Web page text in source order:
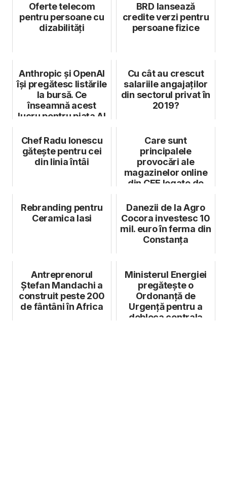
Oferte telecom
pentru persoane cu
dizabilități
BRD lansează
credite verzi pentru
persoane fizice
Anthropic și OpenAI
își pregătesc listările
la bursă. Ce
înseamnă acest
lucru pentru piața AI
Cu cât au crescut
salariile angajaților
din sectorul privat în
2019?
Chef Radu Ionescu
gătește pentru cei
din linia întâi
Care sunt
principalele
provocări ale
magazinelor online
din CEE legate de
internaționale
Rebranding pentru
Ceramica Iasi
Danezii de la Agro
Cocora investesc 10
mil. euro în ferma din
Constanța
Antreprenorul
Ștefan Mandachi a
construit peste 200
de fântâni în Africa
Ministerul Energiei
pregătește o
Ordonanță de
Urgență pentru a
debloca centrala